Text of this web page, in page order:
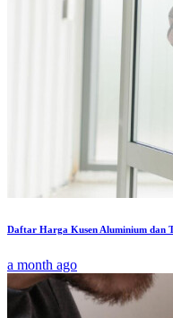
Daftar Harga Kusen Aluminium dan
a month ago